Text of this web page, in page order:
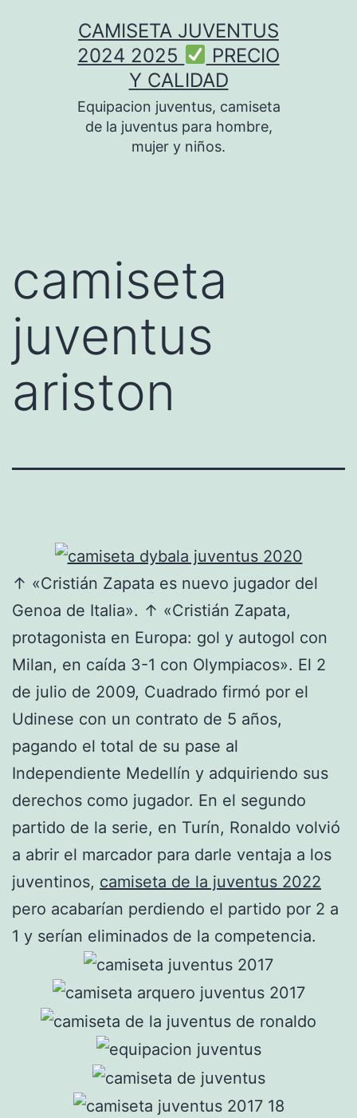
CAMISETA JUVENTUS
2024 2025
PRECIO
Y CALIDAD
Equipacion juventus, camiseta
de la juventus para hombre,
mujer y niños.
camiseta
juventus
ariston
↑ «Cristián Zapata es nuevo jugador del
Genoa de Italia». ↑ «Cristián Zapata,
protagonista en Europa: gol y autogol con
Milan, en caída 3-1 con Olympiacos». El 2
de julio de 2009, Cuadrado firmó por el
Udinese con un contrato de 5 años,
pagando el total de su pase al
Independiente Medellín y adquiriendo sus
derechos como jugador. En el segundo
partido de la serie, en Turín, Ronaldo volvió
a abrir el marcador para darle ventaja a los
juventinos, camiseta de la juventus 2022
pero acabarían perdiendo el partido por 2 a
1 y serían eliminados de la competencia.